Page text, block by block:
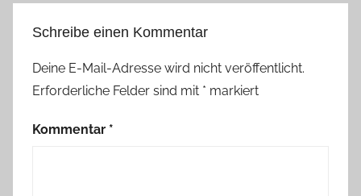
Schreibe einen Kommentar
Deine E-Mail-Adresse wird nicht veröffentlicht.
Erforderliche Felder sind mit * markiert
Kommentar *